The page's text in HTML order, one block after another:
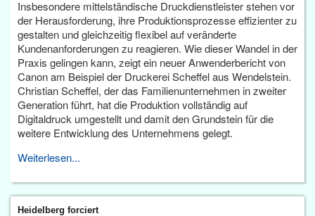
Insbesondere mittelständische Druckdienstleister stehen vor
der Herausforderung, ihre Produktionsprozesse effizienter zu
gestalten und gleichzeitig flexibel auf veränderte
Kundenanforderungen zu reagieren. Wie dieser Wandel in der
Praxis gelingen kann, zeigt ein neuer Anwenderbericht von
Canon am Beispiel der Druckerei Scheffel aus Wendelstein.
Christian Scheffel, der das Familienunternehmen in zweiter
Generation führt, hat die Produktion vollständig auf
Digitaldruck umgestellt und damit den Grundstein für die
weitere Entwicklung des Unternehmens gelegt.
Weiterlesen...
Heidelberg forciert